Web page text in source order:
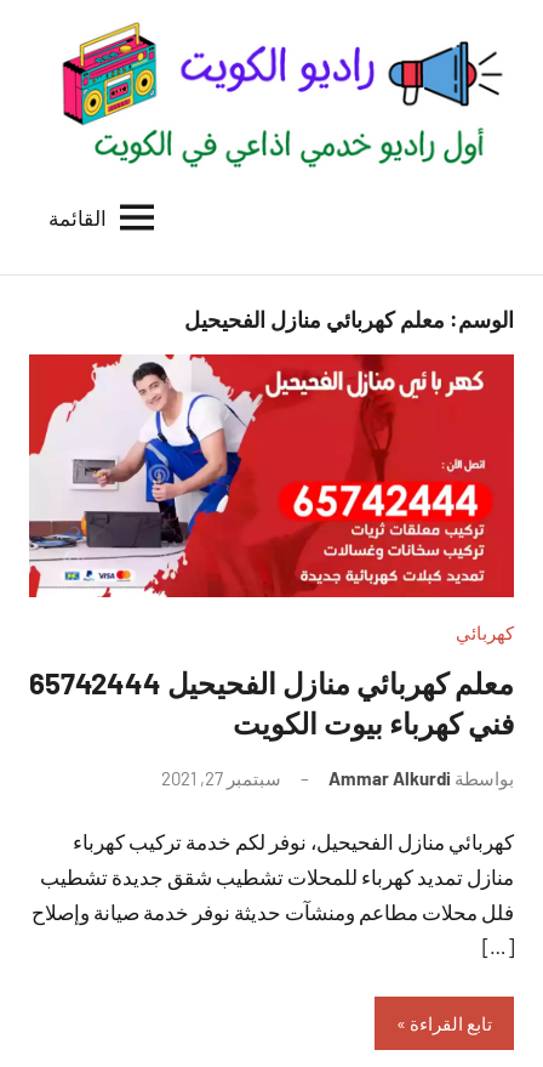
المحتوى
الكويت
للاعلانات
بالكويت
القائمة
الوسم: معلم كهربائي منازل الفحيحيل
كهربائي
معلم كهربائي منازل الفحيحيل 65742444
فني كهرباء بيوت الكويت
بواسطة Ammar Alkurdi سبتمبر 27, 2021
تعليقات
كهربائي منازل الفحيحيل، نوفر لكم خدمة تركيب كهرباء
منازل تمديد كهرباء للمحلات تشطيب شقق جديدة تشطيب
فلل محلات مطاعم ومنشآت حديثة نوفر خدمة صيانة وإصلاح
[…]
تابع القراءة